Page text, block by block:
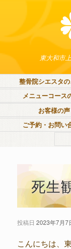
東大和市
整骨院シエスタ
メニューコース
お客様の声
ご予約・お問い
死生
投稿日 2023年7月7
こんにちは、